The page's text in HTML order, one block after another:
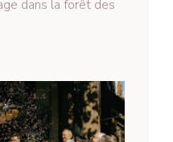
dans la forêt des